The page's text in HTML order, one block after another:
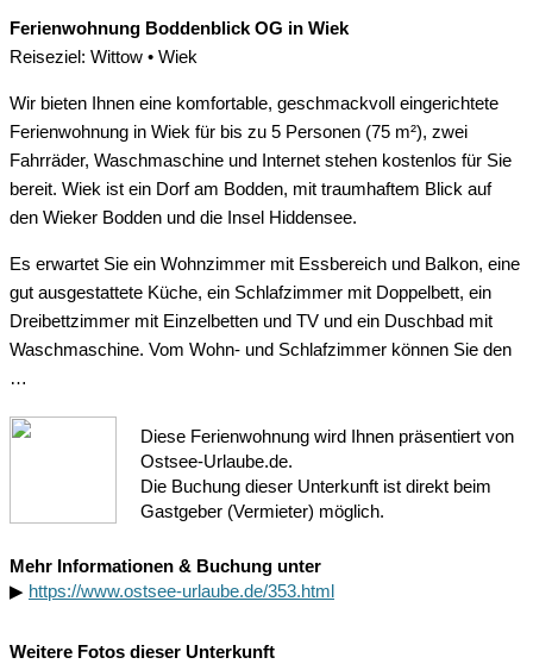
Ferienwohnung Boddenblick OG in Wiek
Reiseziel: Wittow • Wiek
Wir bieten Ihnen eine komfortable, geschmackvoll eingerichtete
Ferienwohnung in Wiek für bis zu 5 Personen (75 m²), zwei
Fahrräder, Waschmaschine und Internet stehen kostenlos für Sie
bereit. Wiek ist ein Dorf am Bodden, mit traumhaftem Blick auf
den Wieker Bodden und die Insel Hiddensee.
Es erwartet Sie ein Wohnzimmer mit Essbereich und Balkon, eine
gut ausgestattete Küche, ein Schlafzimmer mit Doppelbett, ein
Dreibettzimmer mit Einzelbetten und TV und ein Duschbad mit
Waschmaschine. Vom Wohn- und Schlafzimmer können Sie den
…
Diese Ferienwohnung wird Ihnen präsentiert von
Ostsee-Urlaube.de.
Die Buchung dieser Unterkunft ist direkt beim
Gastgeber (Vermieter) möglich.
Mehr Informationen & Buchung unter
▶ https://www.ostsee-urlaube.de/353.html
Weitere Fotos dieser Unterkunft